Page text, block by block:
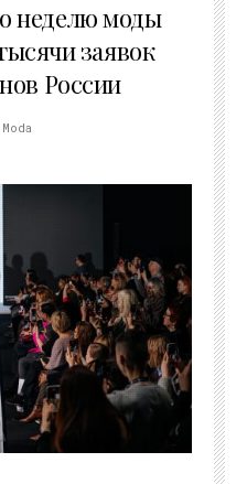
неделю моды
заявок
России
Moda